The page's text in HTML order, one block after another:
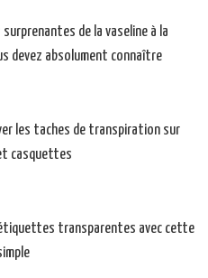
de la vaseline à la
devez absolument connaître
les taches de transpiration sur
casquettes
étiquettes transparentes avec cette